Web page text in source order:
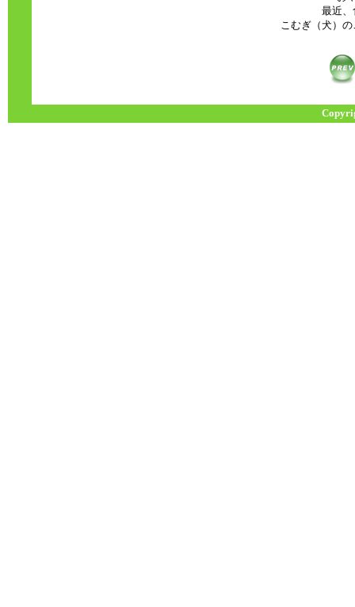
最近、
こむぎ（犬）